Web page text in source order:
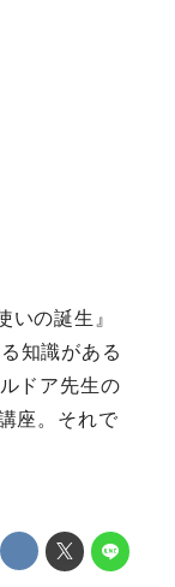
の誕生』
知識がある
ドア先生の
座。それで